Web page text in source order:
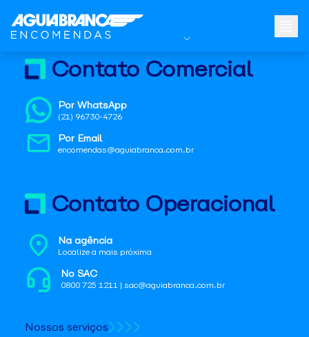
Contato Comercial
Por WhatsApp
(21) 96730-4726
Por Email
encomendas@aguiabranca.com.br
Contato Operacional
Na agência
Localize a mais próxima
No SAC
0800 725 1211 | sac@aguiabranca.com.br
Nossos serviços